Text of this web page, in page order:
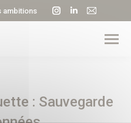
ambitions
La
page
Instagram
nouvelle
La
page
LinkedIn
nouvelle
La
page
E-
une
: Sauvegarde